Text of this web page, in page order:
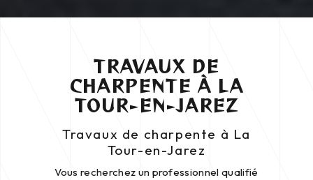
TRAVAUX DE
CHARPENTE À LA
TOUR-EN-JAREZ
Travaux de charpente à La
Tour-en-Jarez
Vous recherchez un professionnel qualifié